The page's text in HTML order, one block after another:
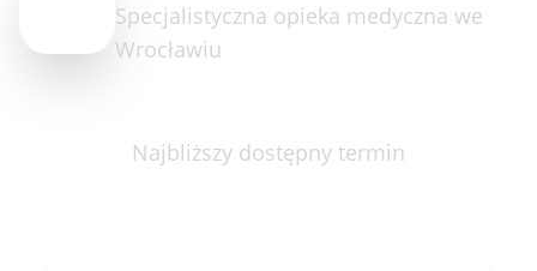
Specjalistyczna opieka medyczna we
Wrocławiu
Najbliższy dostępny termin